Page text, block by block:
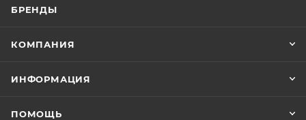
БРЕНДЫ
КОМПАНИЯ
ИНФОРМАЦИЯ
ПОМОЩЬ